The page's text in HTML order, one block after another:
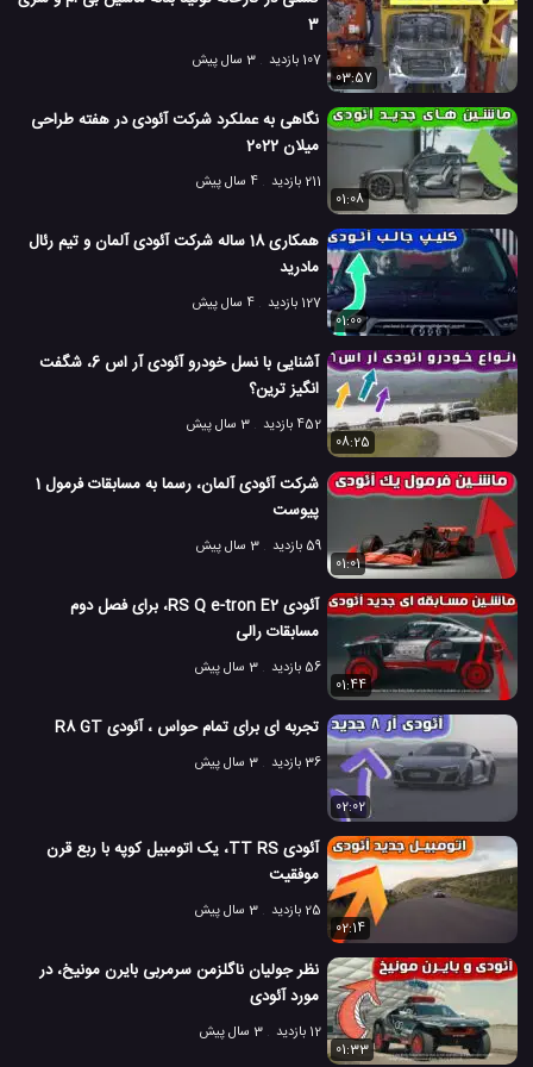
3
107 بازدید
3 سال پیش
03:57
نگاهی به عملکرد شرکت آئودی در هفته طراحی
میلان 2022
211 بازدید
4 سال پیش
01:08
همکاری 18 ساله شرکت آئودی آلمان و تیم رئال
مادرید
127 بازدید
4 سال پیش
01:00
آشنایی با نسل خودرو آئودی آر اس 6، شگفت
انگیز ترین؟
452 بازدید
3 سال پیش
08:25
شرکت آئودی آلمان، رسما به مسابقات فرمول 1
پیوست
59 بازدید
3 سال پیش
01:01
آئودی RS Q e-tron E2، برای فصل دوم
مسابقات رالی
56 بازدید
3 سال پیش
01:44
تجربه ای برای تمام حواس ، آئودی R8 GT
36 بازدید 3 سال پیش
02:02
آئودی TT RS، یک اتومبیل کوپه با ربع قرن
موفقیت
25 بازدید
3 سال پیش
02:14
نظر جولیان ناگلزمن سرمربی بایرن مونیخ، در
مورد آئودی
12 بازدید
3 سال پیش
01:33